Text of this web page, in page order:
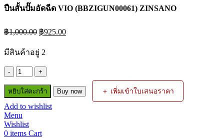
ปืนสั้นปั๊มอัดฉีด VIO (BBZIGUN00061) ZINSANO
฿1,000.00 Original
price
was:
฿1,000.00.
฿925.00Current
price
มีสินค้าอยู่ 2
จำนวน
ปืน
สั้น
ปั๊ม
อัดฉีด
VIO
หยิบใส่ตะกร้า Buy now ＋ เพิ่มเข้าใบเสนอราคา
Add to wishlist
Menu
Wishlist
0 items Cart